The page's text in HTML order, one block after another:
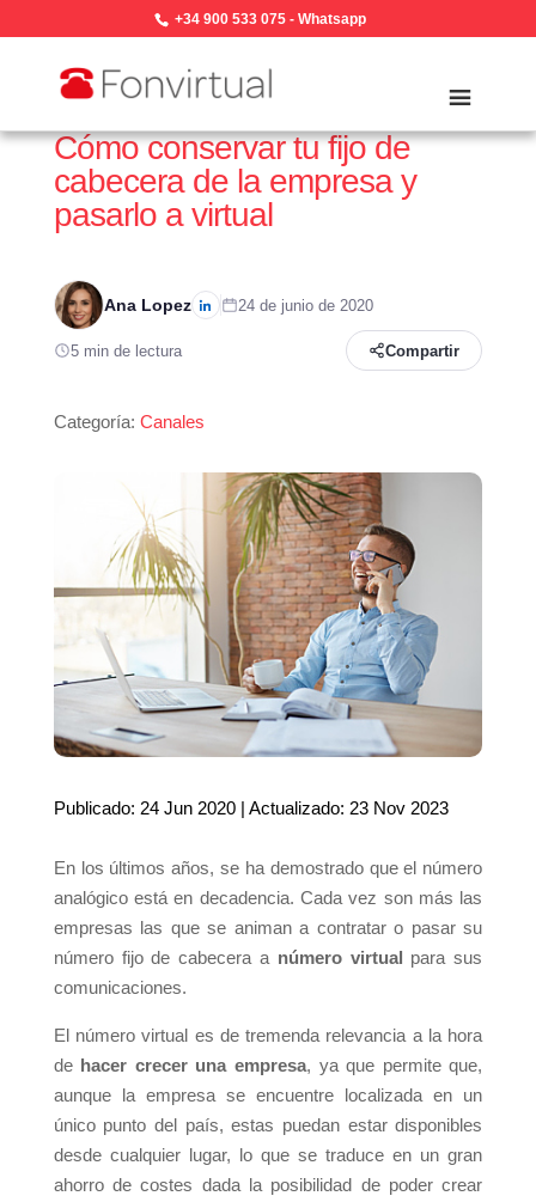
+34 900 533 075- Whatsapp
Cómo conservar tu fijo de
cabecera de la empresa y
pasarlo a virtual
Ana Lopez 24 de junio de 2020
5 min de lectura Compartir
Categoría: Canales
Publicado: 24 Jun 2020 | Actualizado: 23 Nov 2023
En los últimos años, se ha demostrado que el número
analógico está en decadencia. Cada vez son más las
empresas las que se animan a contratar o pasar su
número fijo de cabecera a número virtual para sus
comunicaciones.
El número virtual es de tremenda relevancia a la hora
de hacer crecer una empresa, ya que permite que,
aunque la empresa se encuentre localizada en un
único punto del país, estas puedan estar disponibles
desde cualquier lugar, lo que se traduce en un gran
ahorro de costes dada la posibilidad de poder crear